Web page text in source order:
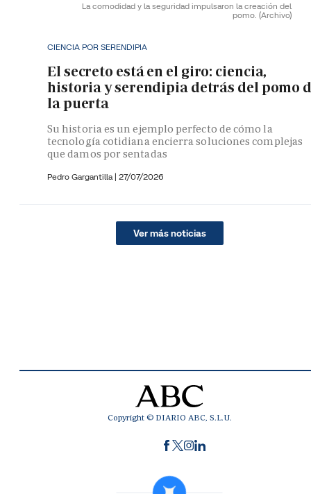
La comodidad y la seguridad impulsaron la creación del
pomo. (Archivo)
CIENCIA POR SERENDIPIA
El secreto está en el giro: ciencia,
historia y serendipia detrás del pomo
la puerta
Su historia es un ejemplo perfecto de cómo la
tecnología cotidiana encierra soluciones complejas
que damos por sentadas
Pedro Gargantilla | 27/07/2026
Ver más noticias
Copyright © DIARIO ABC, S.L.U.